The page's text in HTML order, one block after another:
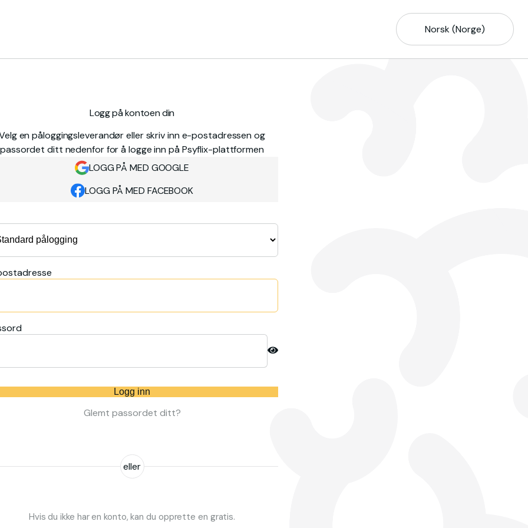
Norsk (Norge)
Logg på kontoen din
en påloggingsleverandør eller skriv inn e-postadressen og
passordet ditt nedenfor for å logge inn på Psyflix-plattformen
LOGG PÅ MED GOOGLE
LOGG PÅ MED FACEBOOK
Logg inn
Glemt passordet ditt?
eller
Hvis du ikke har en konto, kan du opprette en gratis.